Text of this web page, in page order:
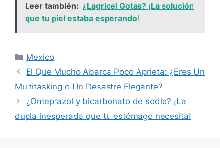
Leer también: ¿Lagricel Gotas? ¡La solución
que tu piel estaba esperando!
Categorías
Mexico
El Que Mucho Abarca Poco Aprieta: ¿Eres Un
Multitasking o Un Desastre Elegante?
¿Omeprazol y bicarbonato de sodio? ¡La
dupla inesperada que tu estómago necesita!